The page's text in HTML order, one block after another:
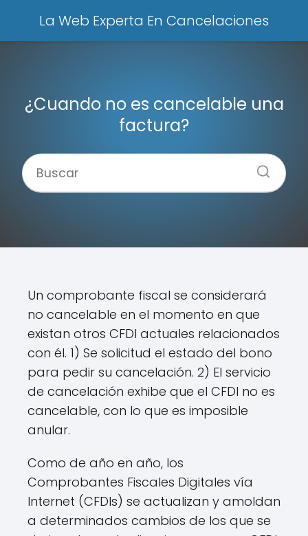
La Web Experta En Cancelaciones
¿Cuando no es cancelable una
factura?
Un comprobante fiscal se considerará
no cancelable en el momento en que
existan otros CFDI actuales relacionados
con él. 1) Se solicitud el estado del bono
para pedir su cancelación. 2) El servicio
de cancelación exhibe que el CFDI no es
cancelable, con lo que es imposible
anular.
Como de año en año, los
Comprobantes Fiscales Digitales vía
Internet (CFDIs) se actualizan y amoldan
a determinados cambios de los que se